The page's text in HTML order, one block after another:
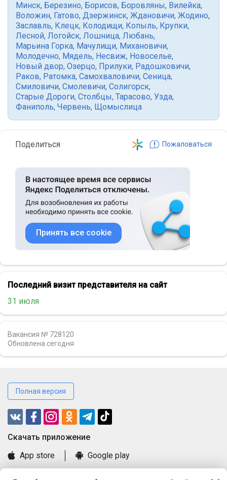
Минск, Березино, Борисов, Боровляны, Вилейка,
Воложин, Гатово, Дзержинск, Ждановичи, Жодино,
Заславль, Клецк, Колодищи, Копыль, Крупки,
Лесной, Логойск, Лошница, Любань,
Марьина Горка, Мачулищи, Михановичи,
Молодечно, Мядель, Несвиж, Новоселье,
Новый двор, Озерцо, Прилуки, Радошковичи,
Раков, Ратомка, Самохваловичи, Сеница,
Смиловичи, Смолевичи, Солигорск,
Старые Дороги, Столбцы, Тарасово, Узда,
Фаниполь, Червень, Щомыслица
Поделиться Пожаловаться
Принять все cookie
Последний визит представителя на сайт
31 июля
Вакансия № 728120
Обновлена сегодня
Полная версия
Cкачать приложение
App store
Google play